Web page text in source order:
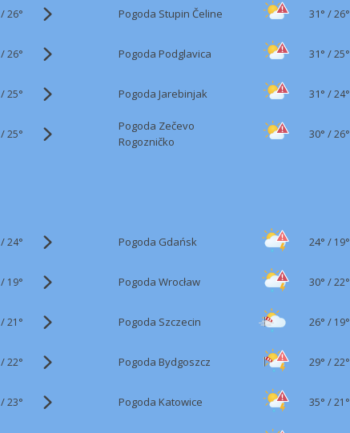
/26° Pogoda Stupin Čeline 31° /26°
/26° Pogoda Podglavica 31° /25°
/25° Pogoda Jarebinjak 31° /24°
/25°
Pogoda Zečevo
Rogozničko
30° /26°
/24° Pogoda Gdańsk 24° / 19°
/ 19° Pogoda Wrocław 30° /22°
/21° Pogoda Szczecin 26° / 19°
/22° Pogoda Bydgoszcz 29° /22°
/23° Pogoda Katowice 35° /21°